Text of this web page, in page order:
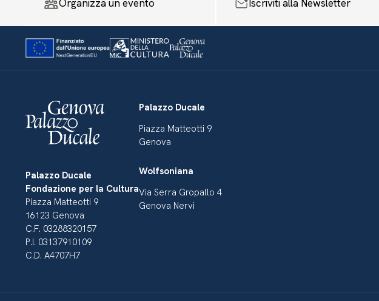
Organizza un evento Iscriviti alla Newsletter
Palazzo Ducale
Fondazione per la Cultura
Piazza Matteotti 9
16123 Genova
C.F. 03288320157
P.I. 03137910109
C.D. A4707H7
Palazzo Ducale
Piazza Matteotti 9
Genova
Wolfsoniana
Via Serra Gropallo 4
Genova Nervi